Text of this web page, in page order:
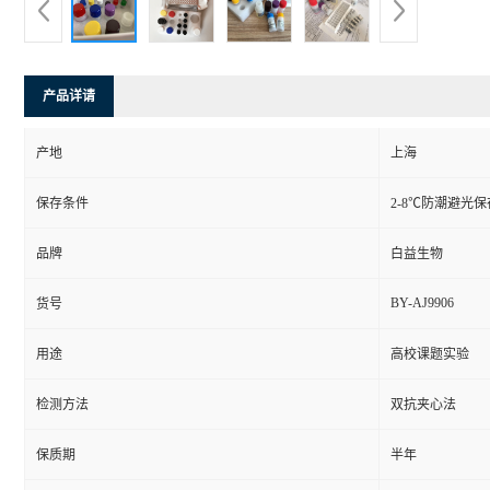
产品详请
产地 上海
保存条件 2-8℃防潮避光保
品牌 白益生物
货号 BY-AJ9906
用途 高校课题实验
检测方法 双抗夹心法
保质期 半年